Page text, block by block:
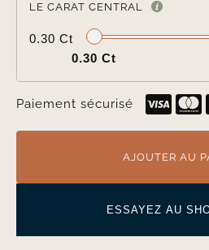
LE CARAT CENTRAL
0.30 Ct
0.30 Ct
Paiement sécurisé
AJOUTER AU
ESSAYEZ AU